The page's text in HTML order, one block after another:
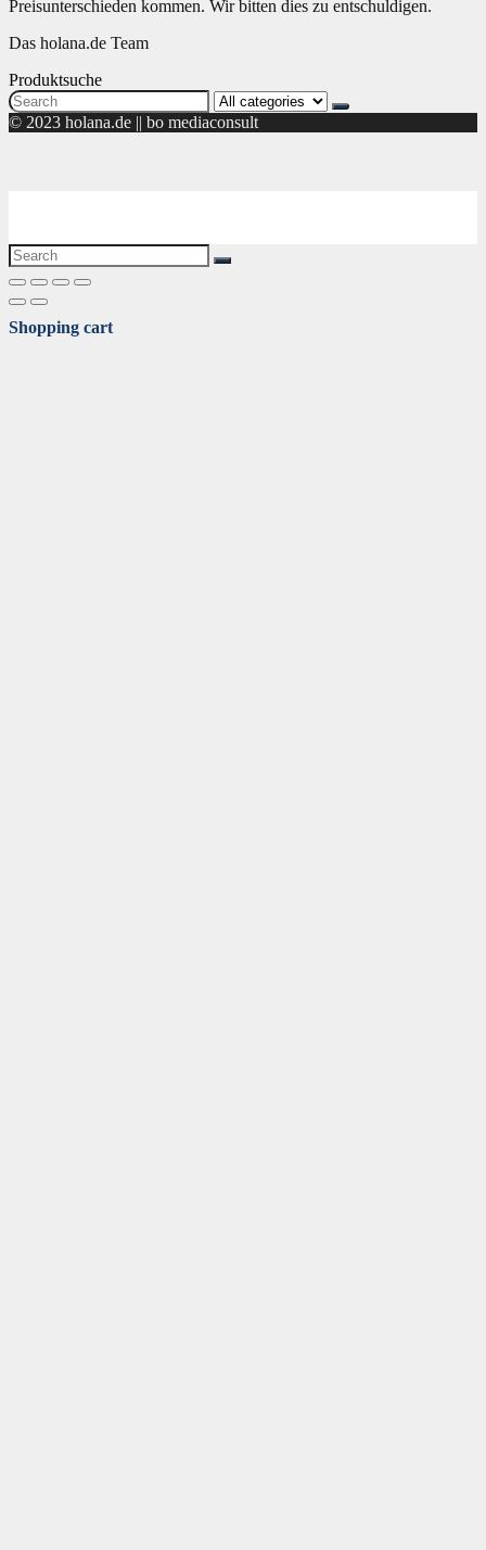
Preisunterschieden kommen. Wir bitten dies zu entschuldigen.
Das holana.de Team
Produktsuche
Search
for:
© 2023 holana.de || bo mediaconsult
Shopping cart